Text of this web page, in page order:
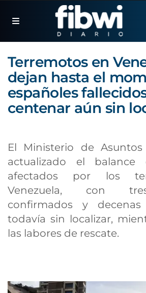
Terremotos en
dejan hasta el
españoles
centenar aún sin
El Ministerio de
actualizado el balance
afectados por los
Venezuela, con
confirmados y
todavía sin localizar,
las labores de rescate.